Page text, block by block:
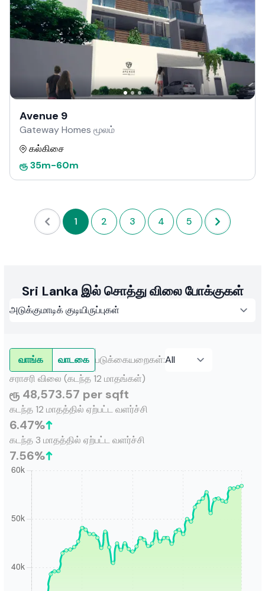
Avenue 9
Gateway Homes மூலம்
கல்கிசை
ரூ35m-60m
1 2 3 4 5
Sri Lanka இல் சொத்து விலை போக்குகள்
வாங்க வாடகை படுக்கையறைகள்:
சராசரி விலை (கடந்த 12 மாதங்கள்)
ரூ 48,573.57 per sqft
கடந்த 12 மாதத்தில் ஏற்பட்ட வளர்ச்சி
6.47%
கடந்த 3 மாதத்தில் ஏற்பட்ட வளர்ச்சி
7.56%